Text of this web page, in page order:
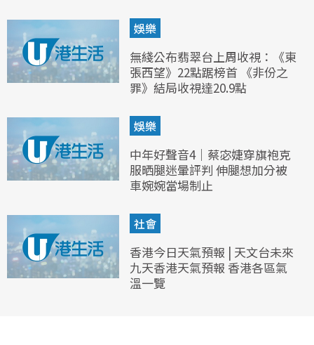
娛樂
無綫公布翡翠台上周收視：《東
張西望》22點踞榜首 《非份之
罪》結局收視達20.9點
娛樂
中年好聲音4｜蔡宓婕穿旗袍克
服晒腿迷暈評判 伸腿想加分被
車婉婉當場制止
社會
香港今日天氣預報 | 天文台未來
九天香港天氣預報 香港各區氣
溫一覽